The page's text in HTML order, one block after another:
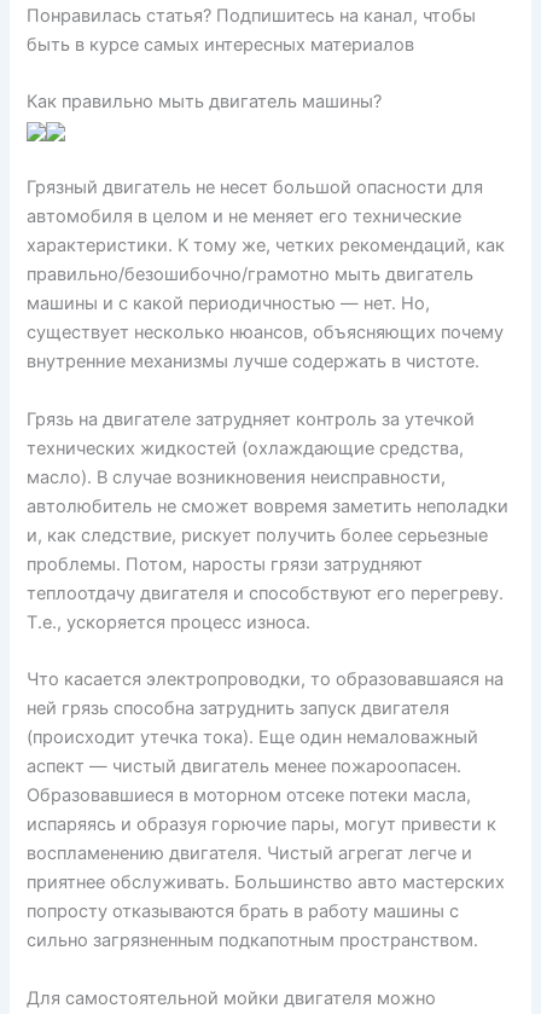
Понравилась статья? Подпишитесь на канал, чтобы
быть в курсе самых интересных материалов
Как правильно мыть двигатель машины?
Грязный двигатель не несет большой опасности для
автомобиля в целом и не меняет его технические
характеристики. К тому же, четких рекомендаций, как
правильно/безошибочно/грамотно мыть двигатель
машины и с какой периодичностью — нет. Но,
существует несколько нюансов, объясняющих почему
внутренние механизмы лучше содержать в чистоте.
Грязь на двигателе затрудняет контроль за утечкой
технических жидкостей (охлаждающие средства,
масло). В случае возникновения неисправности,
автолюбитель не сможет вовремя заметить неполадки
и, как следствие, рискует получить более серьезные
проблемы. Потом, наросты грязи затрудняют
теплоотдачу двигателя и способствуют его перегреву.
Т.е., ускоряется процесс износа.
Что касается электропроводки, то образовавшаяся на
ней грязь способна затруднить запуск двигателя
(происходит утечка тока). Еще один немаловажный
аспект — чистый двигатель менее пожароопасен.
Образовавшиеся в моторном отсеке потеки масла,
испаряясь и образуя горючие пары, могут привести к
воспламенению двигателя. Чистый агрегат легче и
приятнее обслуживать. Большинство авто мастерских
попросту отказываются брать в работу машины с
сильно загрязненным подкапотным пространством.
Для самостоятельной мойки двигателя можно